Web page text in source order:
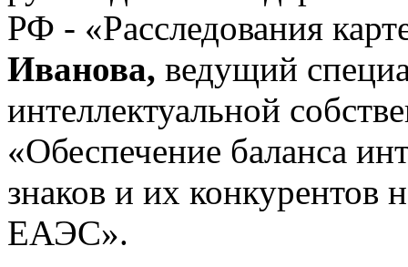
РФ - «Расследования
Иванова, ведущий
интеллектуальной
«Обеспечение баланса
знаков и их конкурентов
ЕАЭС».